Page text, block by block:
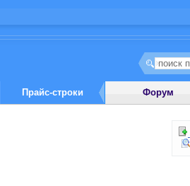
Прайс-строки Форум